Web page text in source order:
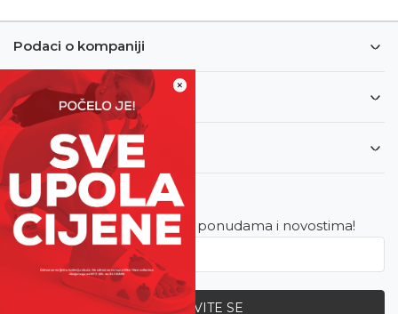
×
Podaci o kompaniji
Informacije
Korisnički servis
Newsletter
Budite u toku sa najnovijim ponudama i novostima!
PRIJAVITE SE